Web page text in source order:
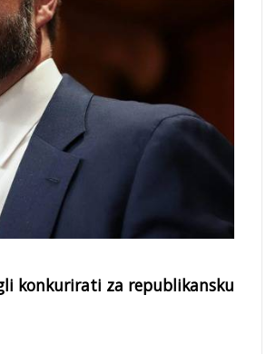
konkurirati za republikansku